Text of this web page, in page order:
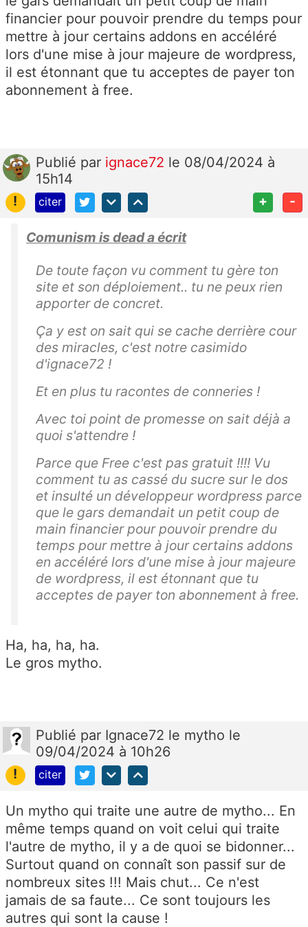
financier pour pouvoir prendre du temps pour
mettre à jour certains addons en accéléré
lors d'une mise à jour majeure de wordpress,
il est étonnant que tu acceptes de payer ton
abonnement à free.
Publié par ignace72 le 08/04/2024 à
15h14
!
citer + -
Comunism is dead a écrit
De toute façon vu comment tu gère ton
site et son déploiement.. tu ne peux rien
apporter de concret.
Ça y est on sait qui se cache derrière cour
des miracles, c'est notre casimido
d'ignace72 !
Et en plus tu racontes de conneries !
Avec toi point de promesse on sait déjà a
quoi s'attendre !
Parce que Free c'est pas gratuit !!!! Vu
comment tu as cassé du sucre sur le dos
et insulté un développeur wordpress parce
que le gars demandait un petit coup de
main financier pour pouvoir prendre du
temps pour mettre à jour certains addons
en accéléré lors d'une mise à jour majeure
de wordpress, il est étonnant que tu
acceptes de payer ton abonnement à free.
Ha, ha, ha, ha.
Le gros mytho.
Publié par Ignace72 le mytho le
09/04/2024 à 10h26
!
citer
Un mytho qui traite une autre de mytho... En
même temps quand on voit celui qui traite
l'autre de mytho, il y a de quoi se bidonner...
Surtout quand on connaît son passif sur de
nombreux sites !!! Mais chut... Ce n'est
jamais de sa faute... Ce sont toujours les
autres qui sont la cause !